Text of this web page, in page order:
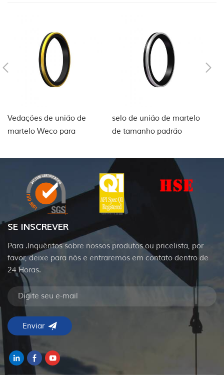
Vedações de união de
martelo Weco para
selo de união de martelo
de tamanho padrão
SE INSCREVER
Para .Inquéritos sobre nossos produtos ou pricelista, por
favor, deixe para nós e entraremos em contato dentro de
24 Horas.